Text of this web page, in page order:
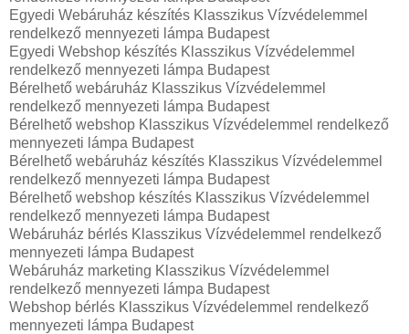
Egyedi Webáruház készítés Klasszikus Vízvédelemmel
rendelkező mennyezeti lámpa Budapest
Egyedi Webshop készítés Klasszikus Vízvédelemmel
rendelkező mennyezeti lámpa Budapest
Bérelhető webáruház Klasszikus Vízvédelemmel
rendelkező mennyezeti lámpa Budapest
Bérelhető webshop Klasszikus Vízvédelemmel rendelkező
mennyezeti lámpa Budapest
Bérelhető webáruház készítés Klasszikus Vízvédelemmel
rendelkező mennyezeti lámpa Budapest
Bérelhető webshop készítés Klasszikus Vízvédelemmel
rendelkező mennyezeti lámpa Budapest
Webáruház bérlés Klasszikus Vízvédelemmel rendelkező
mennyezeti lámpa Budapest
Webáruház marketing Klasszikus Vízvédelemmel
rendelkező mennyezeti lámpa Budapest
Webshop bérlés Klasszikus Vízvédelemmel rendelkező
mennyezeti lámpa Budapest